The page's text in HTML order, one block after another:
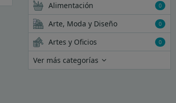
Alimentación 0
Arte, Moda y Diseño 0
Artes y Oficios 0
Ver más categorías